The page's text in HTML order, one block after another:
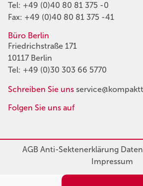
Tel: +49 (0)40 80 81 375 -0
Fax: +49 (0)40 80 81 375 -41
Büro Berlin
Friedrichstraße 171
10117 Berlin
Tel: +49 (0)30 303 66 5770
Schreiben Sie uns
Folgen Sie uns auf
AGBAnti-Sektenerklärung
Impressum